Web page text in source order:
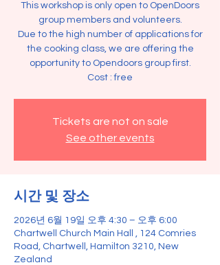
This workshop is only open to OpenDoors
group members and volunteers.
Due to the high number of applications for
the cooking class, we are offering the
opportunity to Opendoors group first.
Tickets are not on sale
See other events
시간 및 장소
2026년 6월 19일 오후 4:30 – 오후 6:00
Chartwell Church Main Hall , 124 Comries
Road, Chartwell, Hamilton 3210, New
Zealand